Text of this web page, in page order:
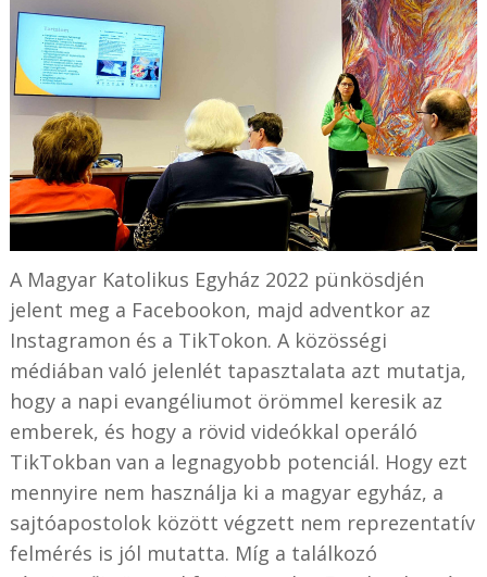
A Magyar Katolikus Egyház 2022 pünkösdjén
jelent meg a Facebookon, majd adventkor az
Instagramon és a TikTokon. A közösségi
médiában való jelenlét tapasztalata azt mutatja,
hogy a napi evangéliumot örömmel keresik az
emberek, és hogy a rövid videókkal operáló
TikTokban van a legnagyobb potenciál. Hogy ezt
mennyire nem használja ki a magyar egyház, a
sajtóapostolok között végzett nem reprezentatív
felmérés is jól mutatta. Míg a találkozó